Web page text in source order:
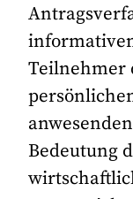
Teilnehmer
Bedeutung